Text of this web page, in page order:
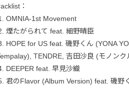
：
OMNIA-1st Movement
煙たがられて feat. 細野晴臣
HOPE for US feat. 磯野くん (YONA
TENDRE, 吉田沙良 (モノン
DEEPER feat. 早見沙織
君のFlavor (Album Version) feat. 磯野